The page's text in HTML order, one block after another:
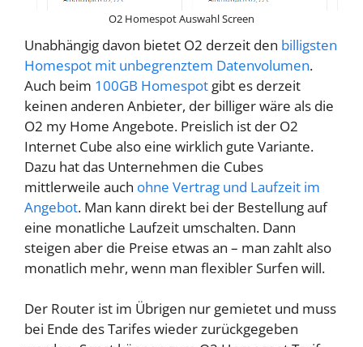
O2 Homespot Auswahl Screen
Unabhängig davon bietet O2 derzeit den billigsten
Homespot mit unbegrenztem Datenvolumen.
Auch beim 100GB Homespot gibt es derzeit
keinen anderen Anbieter, der billiger wäre als die
O2 my Home Angebote. Preislich ist der O2
Internet Cube also eine wirklich gute Variante.
Dazu hat das Unternehmen die Cubes
mittlerweile auch ohne Vertrag und Laufzeit im
Angebot. Man kann direkt bei der Bestellung auf
eine monatliche Laufzeit umschalten. Dann
steigen aber die Preise etwas an – man zahlt also
monatlich mehr, wenn man flexibler Surfen will.
Der Router ist im Übrigen nur gemietet und muss
bei Ende des Tarifes wieder zurückgegeben